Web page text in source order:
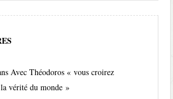
Avec Théodoros « vous croirez
vérité du monde »